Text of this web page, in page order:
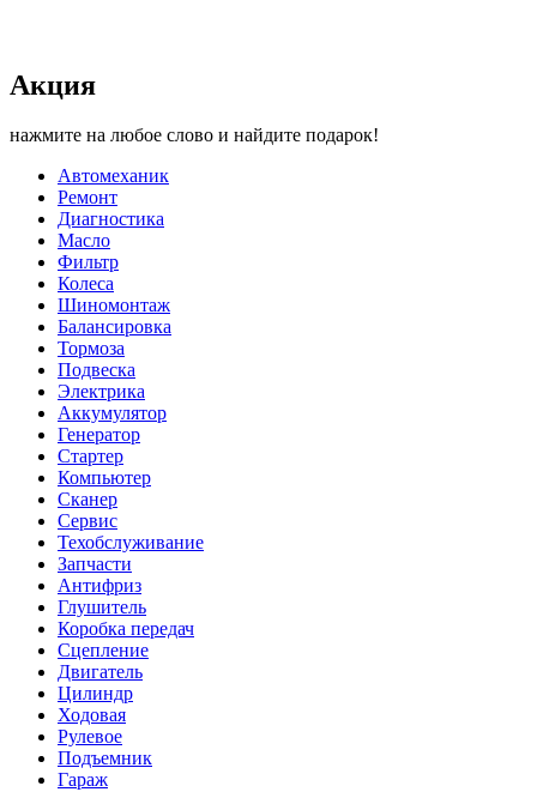
Акция
нажмите на любое слово и найдите подарок!
Автомеханик
Ремонт
Диагностика
Масло
Фильтр
Колеса
Шиномонтаж
Балансировка
Тормоза
Подвеска
Электрика
Аккумулятор
Генератор
Стартер
Компьютер
Сканер
Сервис
Техобслуживание
Запчасти
Антифриз
Глушитель
Коробка передач
Сцепление
Двигатель
Цилиндр
Ходовая
Рулевое
Подъемник
Гараж